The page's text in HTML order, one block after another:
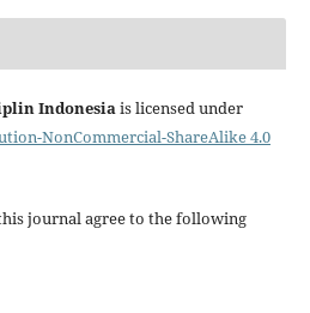
Indonesiais licensed under
NonCommercial-ShareAlike 4.0
journal agree to the following